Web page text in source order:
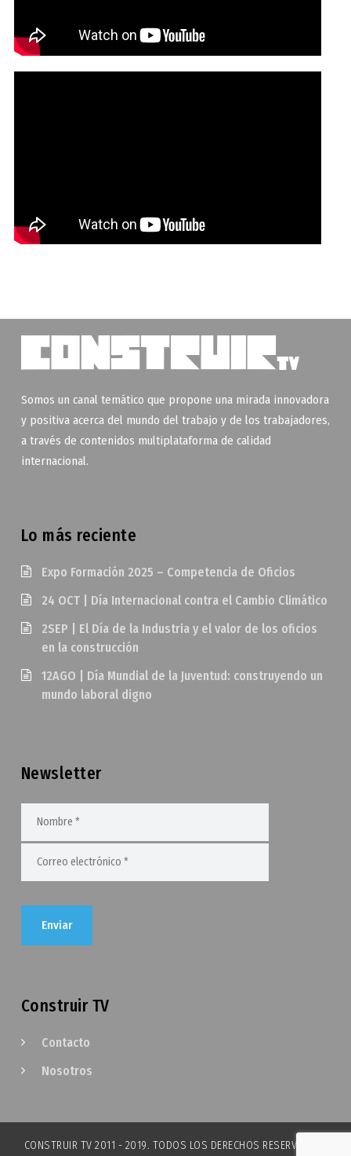
Somos un canal temático que propone una mirada innovadora
y positiva acerca del mundo del trabajo y de los trabajadores,
a través de contenidos multiplataforma de calidad
internacional.
Lo más reciente
Expo Formación 2025 – Competencia de Oficios
24 OCT | Día Internacional contra el Cambio Climático
2SEP | El Día de la Industria y el valor de los oficios
en la construcción
12AGO | Día Mundial de la Juventud: construyendo un
mundo laboral digno
Newsletter
Construir TV
Contacto
Nosotros
CONSTRUIR TV 2011 - 2019. TODOS LOS DERECHOS RESERVADOS.